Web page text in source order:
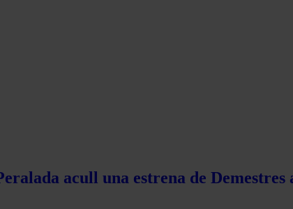
acull una estrena de